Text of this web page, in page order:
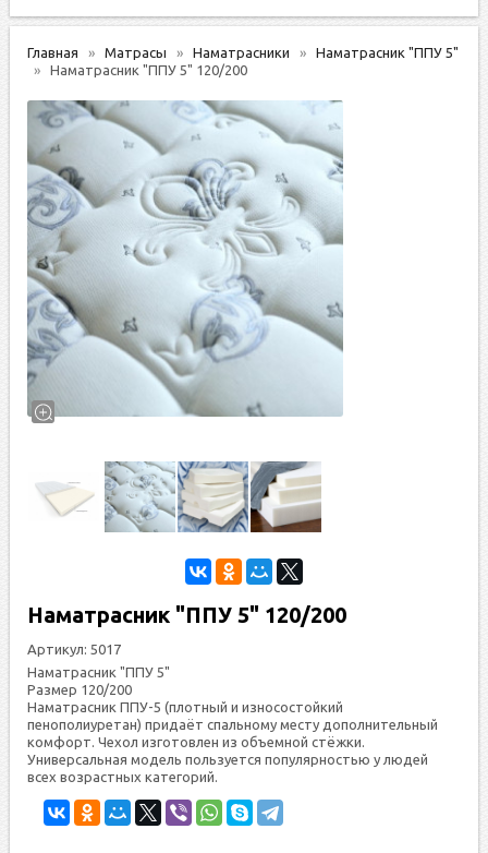
Главная Матрасы Наматрасники
Наматрасник "ППУ 5"
Наматрасник "ППУ 5" 120/200
Наматрасник "ППУ 5" 120/200
Артикул:5017
Наматрасник "ППУ 5"
Размер 120/200
Наматрасник ППУ-5 (плотный и износостойкий
пенополиуретан) придаёт спальному месту дополнительный
комфорт. Чехол изготовлен из объемной стёжки.
Универсальная модель пользуется популярностью у людей
всех возрастных категорий.